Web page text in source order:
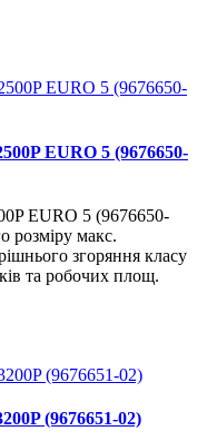
EURO 5 (9676650-
EURO 5 (9676650-
розміру макс.
згоряння класу
та робочих площ.
(9676651-02)